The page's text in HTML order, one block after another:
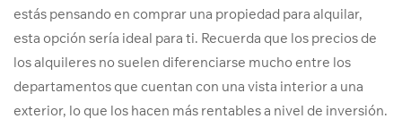
estás pensando en comprar una propiedad para alquilar,
esta opción sería ideal para ti. Recuerda que los precios de
los alquileres no suelen diferenciarse mucho entre los
departamentos que cuentan con una vista interior a una
exterior, lo que los hacen más rentables a nivel de inversión.